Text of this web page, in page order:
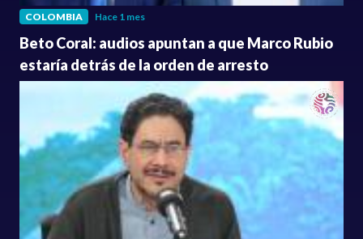
COLOMBIA Hace 1 mes
Beto Coral: audios apuntan a que Marco Rubio
estaría detrás de la orden de arresto